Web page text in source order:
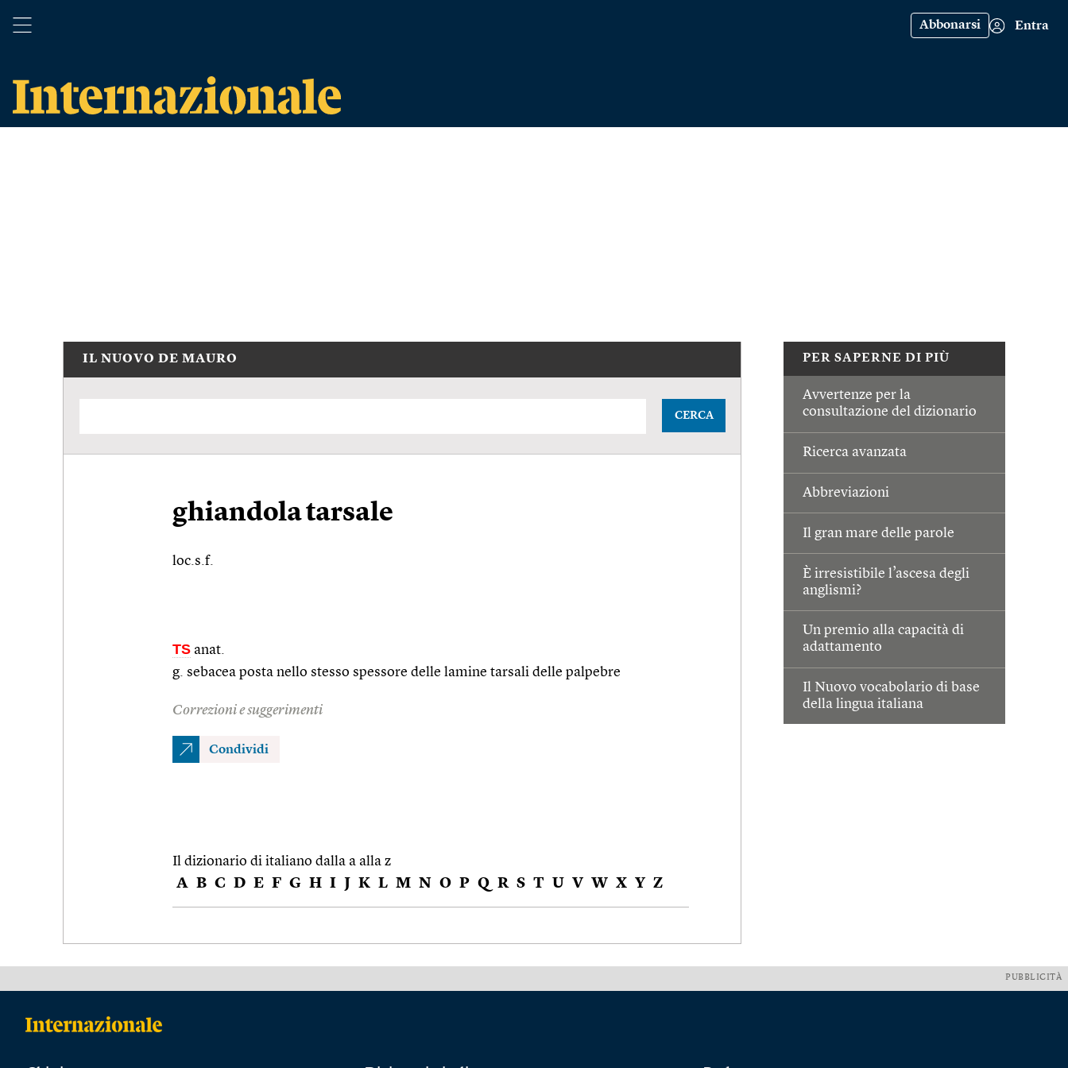
Abbonarsi Entra
PER SAPERNE DI PIÙ
Avvertenze per la
consultazione del dizionario
Ricerca avanzata
Abbreviazioni
Il gran mare delle parole
È irresistibile l’ascesa degli
anglismi?
Un premio alla capacità di
adattamento
Il Nuovo vocabolario di base
della lingua italiana
IL NUOVO DE MAURO
CERCA
ghiandola tarsale
loc.s.f.
TS anat.
g. sebacea posta nello stesso spessore delle lamine tarsali delle palpebre
Correzioni e suggerimenti
Condividi
Il dizionario di italiano dalla a alla z
A B C D E F G H I J K L M N O P Q R S T U V W X Y Z
PUBBLICITÀ